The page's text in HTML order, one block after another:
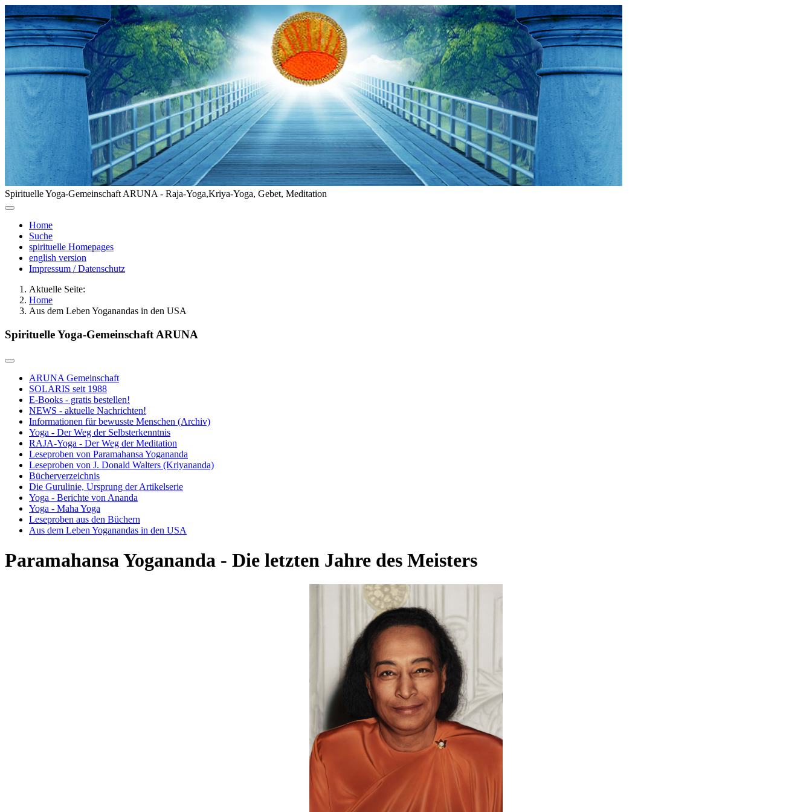
Spirituelle Yoga-Gemeinschaft ARUNA - Raja-Yoga,Kriya-Yoga, Gebet, Meditation
Home
Suche
spirituelle Homepages
english version
Impressum / Datenschutz
Aktuelle Seite:
Home
Aus dem Leben Yoganandas in den USA
Spirituelle Yoga-Gemeinschaft ARUNA
ARUNA Gemeinschaft
SOLARIS seit 1988
E-Books - gratis bestellen!
NEWS - aktuelle Nachrichten!
Informationen für bewusste Menschen (Archiv)
Yoga - Der Weg der Selbsterkenntnis
RAJA-Yoga - Der Weg der Meditation
Leseproben von Paramahansa Yogananda
Leseproben von J. Donald Walters (Kriyananda)
Bücherverzeichnis
Die Gurulinie, Ursprung der Artikelserie
Yoga - Berichte von Ananda
Yoga - Maha Yoga
Leseproben aus den Büchern
Aus dem Leben Yoganandas in den USA
Paramahansa Yogananda - Die letzten Jahre des Meisters